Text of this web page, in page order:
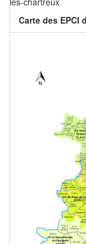
Carte des EPCI